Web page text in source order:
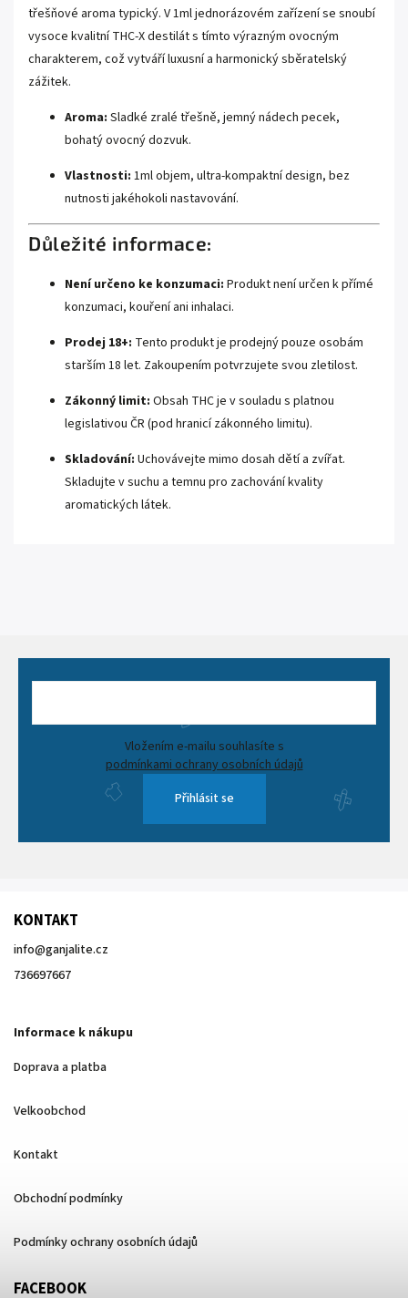
třešňové aroma typický. V 1ml jednorázovém zařízení se snoubí
vysoce kvalitní THC-X destilát s tímto výrazným ovocným
charakterem, což vytváří luxusní a harmonický sběratelský
zážitek.
Aroma: Sladké zralé třešně, jemný nádech pecek,
bohatý ovocný dozvuk.
Vlastnosti: 1ml objem, ultra-kompaktní design, bez
nutnosti jakéhokoli nastavování.
Důležité informace:
Není určeno ke konzumaci: Produkt není určen k přímé
konzumaci, kouření ani inhalaci.
Prodej 18+: Tento produkt je prodejný pouze osobám
starším 18 let. Zakoupením potvrzujete svou zletilost.
Zákonný limit: Obsah THC je v souladu s platnou
legislativou ČR (pod hranicí zákonného limitu).
Skladování: Uchovávejte mimo dosah dětí a zvířat.
Skladujte v suchu a temnu pro zachování kvality
aromatických látek.
podmínkami ochrany osobních údajů
Přihlásit se
KONTAKT
info@ganjalite.cz
736697667
Informace k nákupu
Doprava a platba
Velkoobchod
Kontakt
Obchodní podmínky
Podmínky ochrany osobních údajů
FACEBOOK